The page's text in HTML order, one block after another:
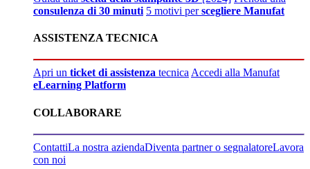
consulenza di 30 minuti 5 motivi perscegliere Manufat
ASSISTENZA TECNICA
Apri un ticket di assistenza tecnicaAccedi alla Manufat
eLearning Platform
COLLABORARE
ContattiLa nostra aziendaDiventa partner o segnalatoreLavora
con noi